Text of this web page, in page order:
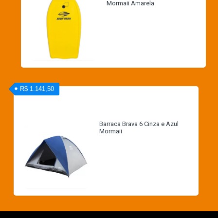
Mormaii Amarela
Barraca Brava 6 Cinza e Azul
Mormaii
R$ 1.141,50